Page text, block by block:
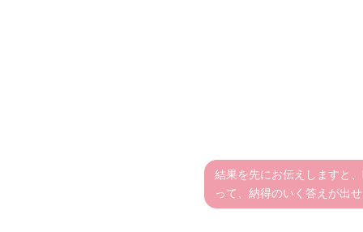
結果を先にお伝えしますと
って、納得のいく答えが出